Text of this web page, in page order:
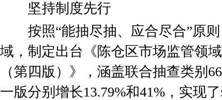
坚持制度先行
按照“能抽尽抽、应合尽合”原则
域，制定出台《陈仓区市场监管领
（第四版）》，涵盖联合抽查类别
一版分别增长13.79%和41%，实现